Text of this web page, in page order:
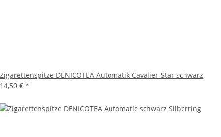
Zigarettenspitze DENICOTEA Automatik Cavalier-Star schwarz
14,50 € *